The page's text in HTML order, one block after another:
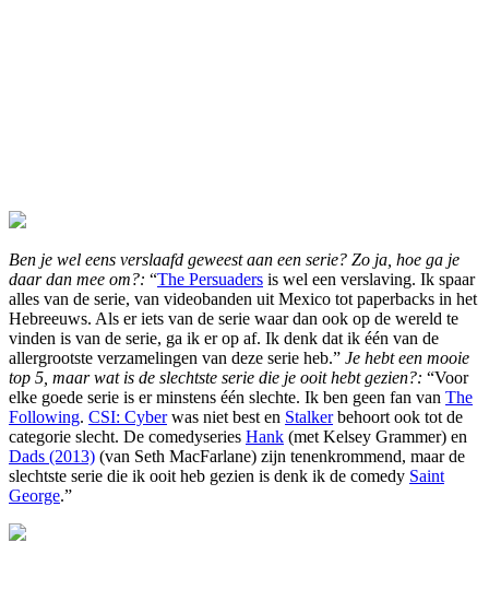
Ben je wel eens verslaafd geweest aan een serie? Zo ja, hoe ga je
daar dan mee om?: “The Persuaders is wel een verslaving. Ik spaar
alles van de serie, van videobanden uit Mexico tot paperbacks in het
Hebreeuws. Als er iets van de serie waar dan ook op de wereld te
vinden is van de serie, ga ik er op af. Ik denk dat ik één van de
allergrootste verzamelingen van deze serie heb.” Je hebt een mooie
top 5, maar wat is de slechtste serie die je ooit hebt gezien?: “Voor
elke goede serie is er minstens één slechte. Ik ben geen fan van The
Following. CSI: Cyberwas niet best en Stalkerbehoort ook tot de
categorie slecht. De comedyseries Hank (met Kelsey Grammer) en
Dads (2013) (van Seth MacFarlane) zijn tenenkrommend, maar de
slechtste serie die ik ooit heb gezien is denk ik de comedy Saint
George.”